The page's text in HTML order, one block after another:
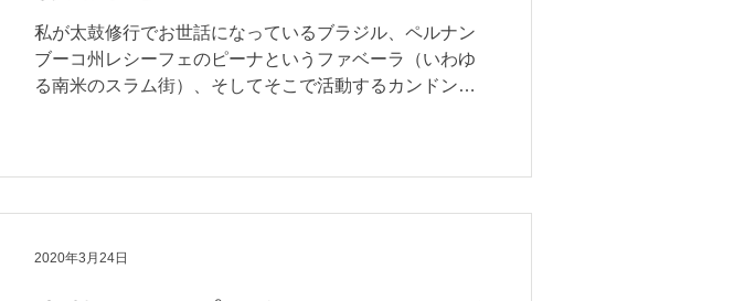
私が太鼓修行でお世話になっているブラジル、ペルナン
ブーコ州レシーフェのピーナというファベーラ（いわゆ
る南米のスラム街）、そしてそこで活動するカンドンブ
2020年3月24日